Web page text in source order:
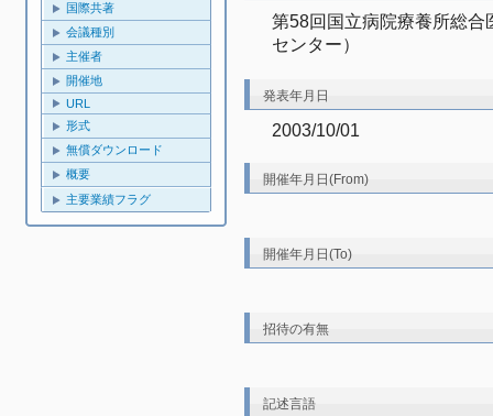
国際共著
会議種別
主催者
開催地
URL
形式
無償ダウンロード
概要
主要業績フラグ
第58回国立病院療養所総
センター）
発表年月日
2003/10/01
開催年月日(From)
開催年月日(To)
招待の有無
記述言語